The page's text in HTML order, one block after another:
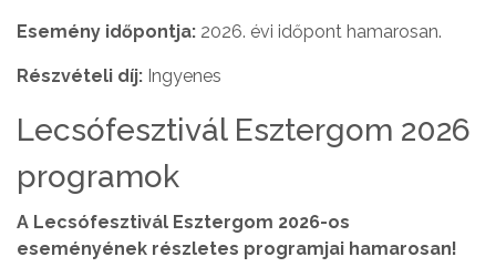
Esemény időpontja: 2026. évi időpont hamarosan.
Részvételi díj: Ingyenes
Lecsófesztivál Esztergom 2026
programok
A Lecsófesztivál Esztergom 2026-os
eseményének részletes programjai hamarosan!